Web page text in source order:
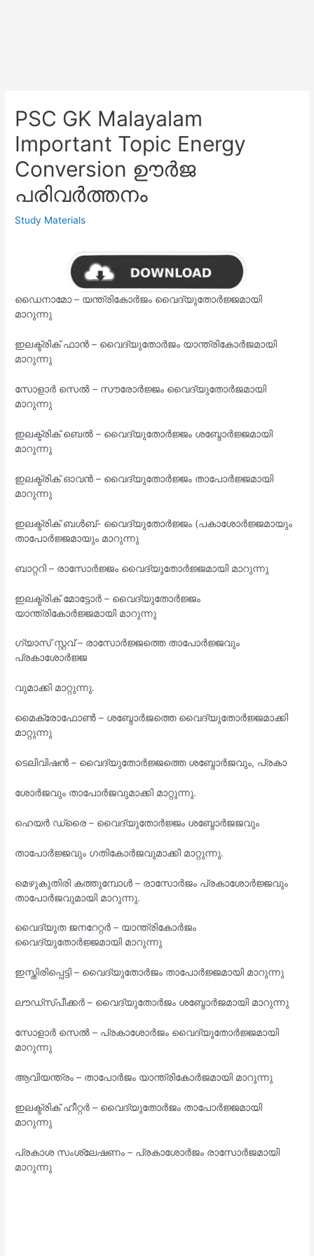
PSC GK Malayalam
Important Topic Energy
Conversion ഊർജ
പരിവർത്തനം
Study Materials
ഡൈനാമോ – യന്ത്രികോർജം വൈദ്യുതോർജ്ജമായി
മാറുന്നു
ഇലക്ട്രിക് ഫാൻ – വൈദ്യുതോർജം യാന്ത്രികോർജമായി
മാറുന്നു
സോളാർ സെൽ – സൗരോർജ്ജം വൈദ്യുതോർജമായി
മാറുന്നു
ഇലക്ട്രിക് ബെൽ – വൈദ്യുതോർജ്ജം ശബ്ദോർജ്ജമായി
മാറുന്നു
ഇലക്ട്രിക് ഓവൻ – വൈദ്യുതോർജ്ജം താപോർജ്ജമായി
മാറുന്നു
ഇലക്ട്രിക് ബൾബ്- വൈദ്യുതോർജ്ജം (പകാശോർജ്ജമായും
താപോർജ്ജമായും മാറുന്നു
ബാറ്ററി – രാസോർജ്ജം വൈദ്യുതോർജ്ജമായി മാറുന്നു
ഇലക്ട്രിക് മോട്ടോർ – വൈദ്യുതോർജ്ജം
യാന്ത്രികോർജ്ജമായി മാറുന്നു
ഗ്യാസ് സ്റ്റവ് – രാസോർജ്ജത്തെ താപോർജ്ജവും
പ്രകാശോർജ്ജ
വുമാക്കി മാറ്റുന്നു.
മൈക്രോഫോൺ – ശബ്ദോർജത്തെ വൈദ്യുതോർജ്ജമാക്കി
മാറ്റുന്നു
ടെലിവിഷൻ – വൈദ്യുതോർജ്ജത്തെ ശബ്ദോർജവും, പ്രകാ
ശോർജവും താപോർജവുമാക്കി മാറ്റുന്നു.
ഹെയർ ഡ്രൈ – വൈദ്യുതോർജ്ജം ശബ്ദോർജജവും
താപോർജ്ജവും ഗതികോർജവുമാക്കി മാറ്റുന്നു.
മെഴുകുതിരി കത്തുമ്പോൾ – രാസോർജം പ്രകാശോർജ്ജവും
താപോർജവുമായി മാറുന്നു.
വൈദ്യുത ജനറേറ്റർ – യാന്ത്രികോർജം
വൈദ്യുതോർജ്ജമായി മാറുന്നു
ഇസ്തിരിപ്പെട്ടി – വൈദ്യുതോർജം താപോർജ്ജമായി മാറുന്നു
ലൗഡ്സ്പീക്കർ – വൈദ്യുതോർജം ശബ്ദോർജമായി മാറുന്നു
സോളാർ സെൽ – പ്രകാശോർജം വൈദ്യുതോർജ്ജമായി
മാറുന്നു
ആവിയന്ത്രം – താപോർജം യാന്ത്രികോർജമായി മാറുന്നു
ഇലക്ട്രിക് ഹീറ്റർ – വൈദ്യുതോർജം താപോർജ്ജമായി
മാറുന്നു
പ്രകാശ സംശ്ലേഷണം – പ്രകാശോർജം രാസോർജമായി
മാറുന്നു